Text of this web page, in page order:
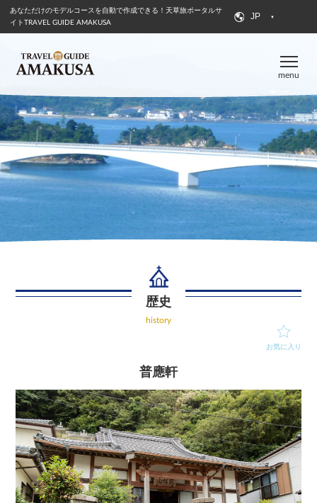
あなただけのモデルコースを自動で作成できる！ 天草旅ポータルサ
イトTRAVEL GUIDE AMAKUSA
JP
menu
歴史
history
お気に入り
普應軒